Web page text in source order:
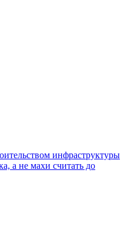
инфраструктуры
а не махи считать до